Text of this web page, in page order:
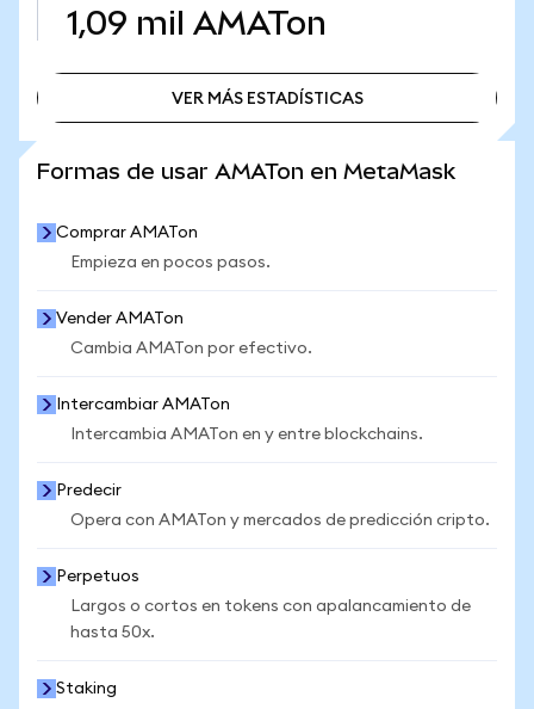
1,09 mil AMATon
VER MÁS ESTADÍSTICAS
Formas de usar AMATon en MetaMask
Comprar AMATon
Empieza en pocos pasos.
Vender AMATon
Cambia AMATon por efectivo.
Intercambiar AMATon
Intercambia AMATon en y entre blockchains.
Predecir
Opera con AMATon y mercados de predicción cripto.
Perpetuos
Largos o cortos en tokens con apalancamiento de
hasta 50x.
Staking